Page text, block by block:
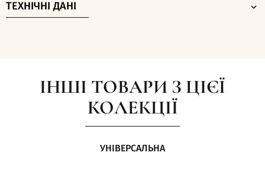
ТЕХНІЧНІ ДАНІ
ІНШІ ТОВАРИ З ЦІЄЇ
КОЛЕКЦІЇ
УНІВЕРСАЛЬНА